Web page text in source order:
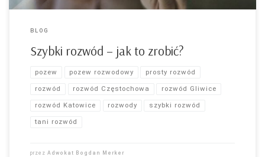
BLOG
Szybki rozwód – jak to zrobić?
pozew pozew rozwodowy prosty rozwód
rozwód rozwód Częstochowa rozwód Gliwice
rozwód Katowice rozwody szybki rozwód
tani rozwód
przez Adwokat Bogdan Merker